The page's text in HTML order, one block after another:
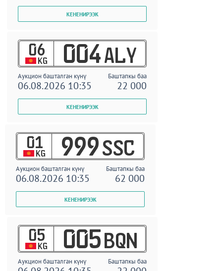
06
KG 004 ALY
Аукцион башталган күнү Баштапкы баа
06.08.2026 10:35 22 000
01
KG 999 SSC
Аукцион башталган күнү Баштапкы баа
06.08.2026 10:35 62 000
05
KG 005 BQN
Аукцион башталган күнү Баштапкы баа